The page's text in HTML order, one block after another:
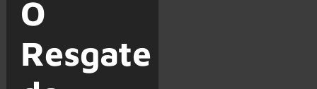
O
Resgate